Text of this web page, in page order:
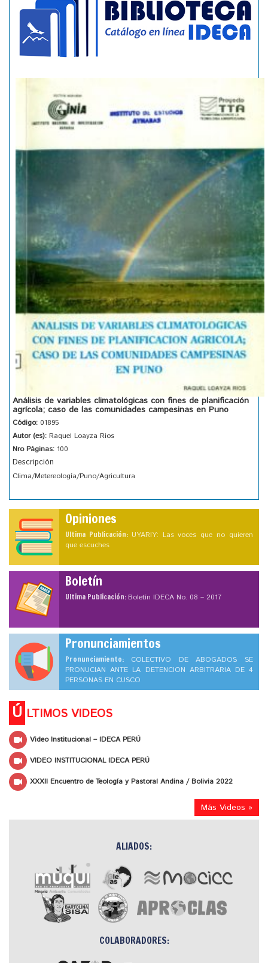
Análisis de variables climatológicas con fines de planificación
agrícola; caso de las comunidades campesinas en Puno
Código: 01895
Autor (es): Raquel Loayza Rios
Nro Páginas: 100
Descripción
Clima/Metereología/Puno/Agricultura
Opiniones
Ultima Publicación: UYARIY: Las voces que no quieren
que escuches
Boletín
Ultima Publicación:Boletín IDECA No. 08 – 2017
Pronunciamientos
Pronunciamiento: COLECTIVO DE ABOGADOS SE
PRONUCIAN ANTE LA DETENCION ARBITRARIA DE 4
PERSONAS EN CUSCO
Ú LTIMOS VIDEOS
Video Institucional – IDECA PERÚ
VIDEO INSTITUCIONAL IDECA PERÚ
XXXII Encuentro de Teología y Pastoral Andina / Bolivia 2022
Más Videos »
ALIADOS:
COLABORADORES: